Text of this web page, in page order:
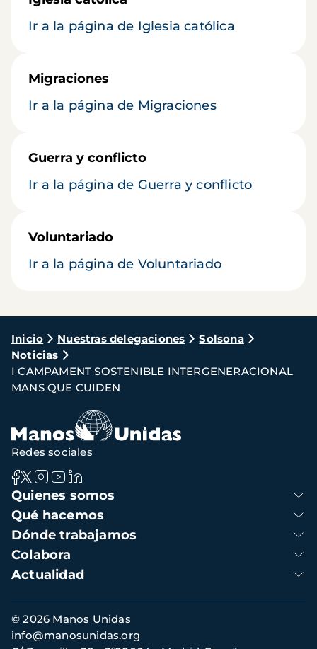
Ir a la página de Iglesia católica
Migraciones
Ir a la página de Migraciones
Guerra y conflicto
Ir a la página de Guerra y conflicto
Voluntariado
Ir a la página de Voluntariado
Ruta
de
navegación
Inicio Nuestras delegaciones
Solsona
Noticias
I CAMPAMENT SOSTENIBLE INTERGENERACIONAL
MANS QUE CUIDEN
Navegación
principal
Quienes somos
Qué hacemos
Dónde trabajamos
Colabora
Actualidad
Redes sociales
Información
de
contacto
© 2026 Manos Unidas
info@manosunidas.org